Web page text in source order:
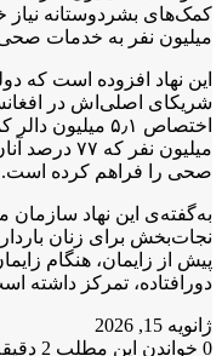
میلیون نفر به خدمات صحی
این نهاد افزوده است که
میلیون نفر
صحی را فراهم کرده است.
به‌گفته‌ی این نهاد
نجات‌بخش برای زنان
پیش از زایمان، هنگام
دورافتاده، تمرکز داشته
ژانویه 15, 2026
0 خواندن این مطلب 2 دقیقه زمان میبرد